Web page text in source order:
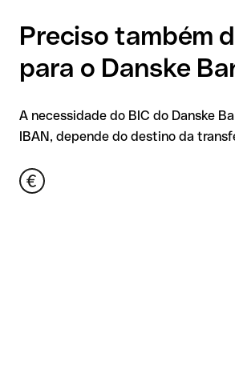
Preciso também
para o Danske
A necessidade do BIC do Danske
IBAN, depende do destino da